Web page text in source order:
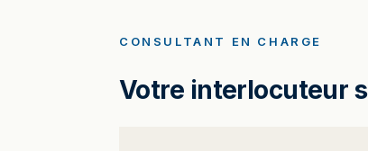
CONSULTANT EN CHARGE
Votre interlocuteur